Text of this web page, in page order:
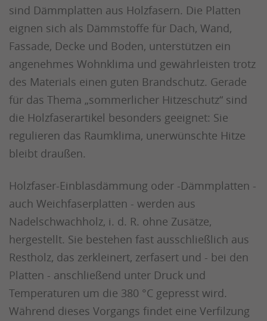
sind Dämmplatten aus Holzfasern. Die Platten
eignen sich als Dämmstoffe für Dach, Wand,
Fassade, Decke und Boden, unterstützen ein
angenehmes Wohnklima und gewährleisten trotz
des Materials einen guten Brandschutz. Gerade
für das Thema „sommerlicher Hitzeschutz“ sind
die Holzfaserartikel besonders geeignet: Sie
regulieren das Raumklima, unerwünschte Hitze
bleibt draußen.
Holzfaser-Einblasdämmung oder -Dämmplatten -
auch Weichfaserplatten - werden aus
Nadelschwachholz, i. d. R. ohne Zusätze,
hergestellt. Sie bestehen fast ausschließlich aus
Restholz, das zerkleinert, zerfasert und - bei den
Platten - anschließend unter Druck und
Temperaturen um die 380 °C gepresst wird.
Während dieses Vorgangs findet eine Verfilzung